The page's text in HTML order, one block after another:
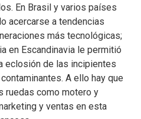
En Brasil y varios países
acercarse a tendencias
más tecnológicas;
en Escandinavia le permitió
eclosión de las incipientes
A ello hay que
ruedas como motero y
y ventas en esta